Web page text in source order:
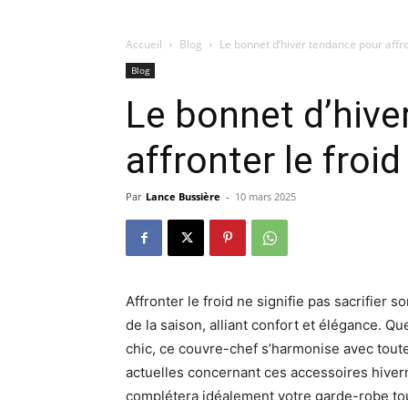
Accueil Blog Le bonnet d’hiver tendance pour
Blog
Le bonnet
affronter le
Par Lance Bussière - 10 mars 2025
Affronter le froid ne signifie pas sacrifier
de la saison, alliant confort et élégance.
chic, ce couvre-chef s’harmonise avec
actuelles concernant ces accessoires
complétera idéalement votre garde-robe